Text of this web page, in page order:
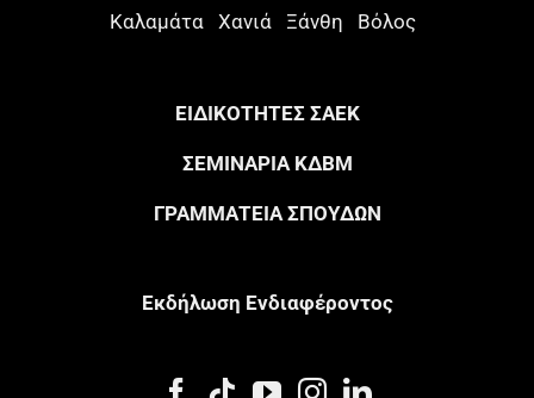
Καλαμάτα
Χανιά Ξάνθη Βόλος
ΕΙΔΙΚΟΤΗΤΕΣ ΣΑΕΚ
ΣΕΜΙΝΑΡΙΑ ΚΔΒΜ
ΓΡΑΜΜΑΤΕΙΑ ΣΠΟΥΔΩΝ
Eκδήλωση Eνδιαφέροντος